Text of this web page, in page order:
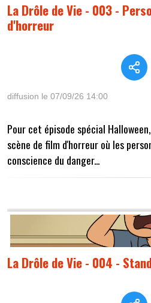
La Drôle de Vie - 003 -
d'horreur
diffusion le 07/09/26 14:00
Pour cet épisode spécial
scène de film d'horreur où les
conscience du danger...
La Drôle de Vie - 004 -